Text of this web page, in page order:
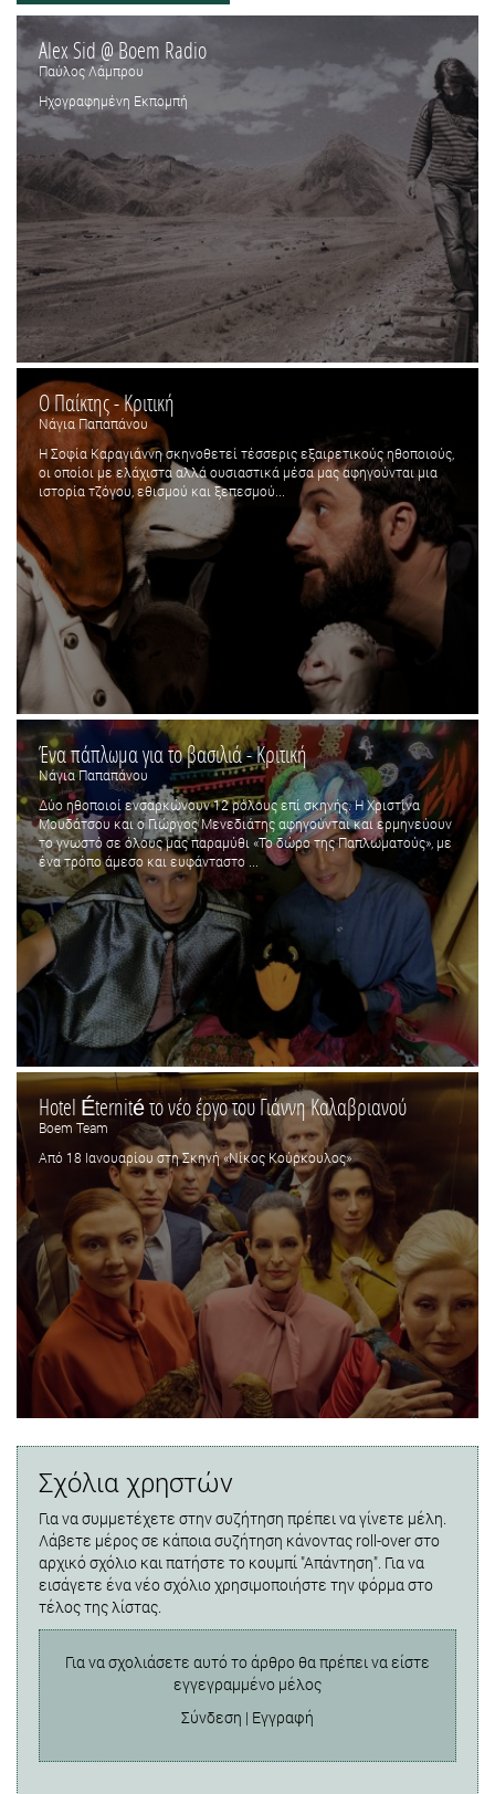
Alex Sid @ Boem Radio
Παύλος Λάμπρου
Ηχογραφημένη Εκπομπή
Ο Παίκτης - Κριτική
Νάγια Παπαπάνου
Η Σοφία Καραγιάννη σκηνοθετεί τέσσερις εξαιρετικούς ηθοποιούς,
οι οποίοι με ελάχιστα αλλά ουσιαστικά μέσα μας αφηγούνται μια
ιστορία τζόγου, εθισμού και ξεπεσμού...
Ένα πάπλωμα για το βασιλιά - Κριτική
Νάγια Παπαπάνου
Δύο ηθοποιοί ενσαρκώνουν 12 ρόλους επί σκηνής. Η Χριστίνα
Μουδάτσου και ο Γιώργος Μενεδιάτης αφηγούνται και ερμηνεύουν
το γνωστό σε όλους μας παραμύθι «Το δώρο της Παπλωματούς», με
ένα τρόπο άμεσο και ευφάνταστο ...
Hotel Éternité το νέο έργο του Γιάννη Καλαβριανού
Boem Team
Από 18 Ιανουαρίου στη Σκηνή «Νίκος Κούρκουλος»
Σχόλια χρηστών
Για να συμμετέχετε στην συζήτηση πρέπει να γίνετε μέλη.
Λάβετε μέρος σε κάποια συζήτηση κάνοντας roll-over στο
αρχικό σχόλιο και πατήστε το κουμπί "Απάντηση". Για να
εισάγετε ένα νέο σχόλιο χρησιμοποιήστε την φόρμα στο
τέλος της λίστας.
Για να σχολιάσετε αυτό το άρθρο θα πρέπει να είστε
εγγεγραμμένο μέλος
Σύνδεση | Εγγραφή